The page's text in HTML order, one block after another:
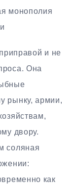
монополия
и не
Она
рынку, армии,
двору.
соляная
как